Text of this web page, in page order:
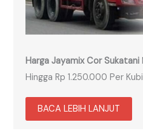
Harga Jayamix Cor Sukatani
Hingga Rp 1.250.000 Per
BACA LEBIH LANJUT